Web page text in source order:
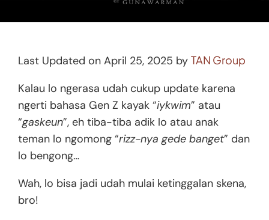
Last Updated on April 25, 2025 by TAN Group
Kalau lo ngerasa udah cukup update karena
ngerti bahasa Gen Z kayak “iykwim” atau
“gaskeun”, eh tiba-tiba adik lo atau anak
teman lo ngomong “rizz-nya gede banget” dan
lo bengong…
Wah, lo bisa jadi udah mulai ketinggalan skena,
bro!